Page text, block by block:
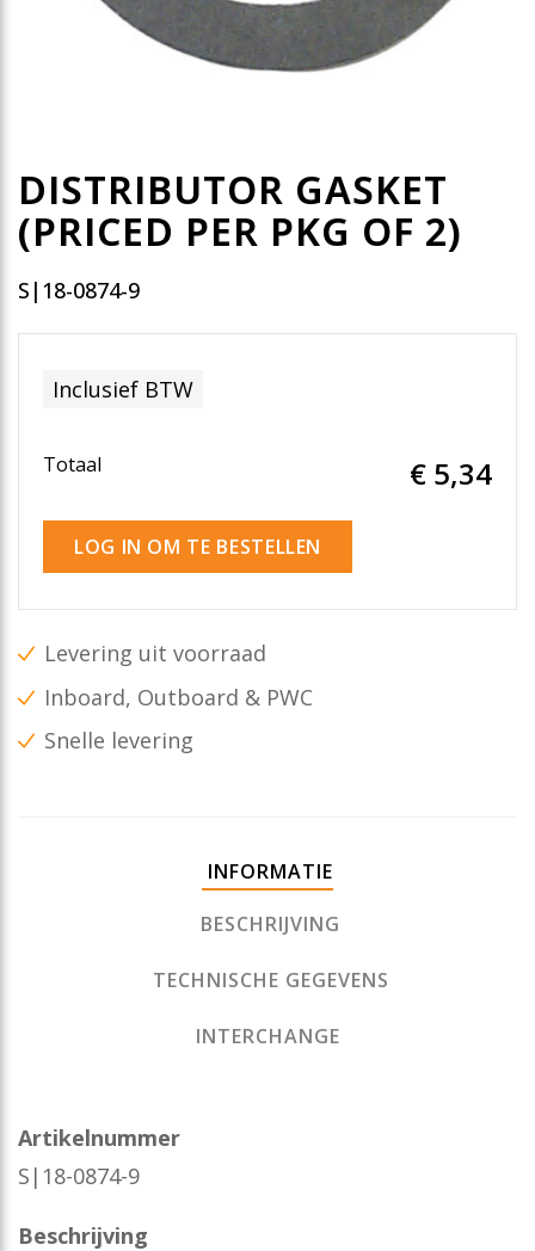
DISTRIBUTOR GASKET
(PRICED PER PKG OF 2)
S|18-0874-9
Inclusief BTW
Totaal € 5,34
LOG IN OM TE BESTELLEN
Levering uit voorraad
Inboard, Outboard & PWC
Snelle levering
INFORMATIE
BESCHRIJVING
TECHNISCHE GEGEVENS
INTERCHANGE
Artikelnummer
S|18-0874-9
Beschrijving